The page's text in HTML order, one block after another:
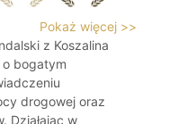
Pokaż więcej >>
z Koszalina
bogatym
drogowej oraz
Działając w